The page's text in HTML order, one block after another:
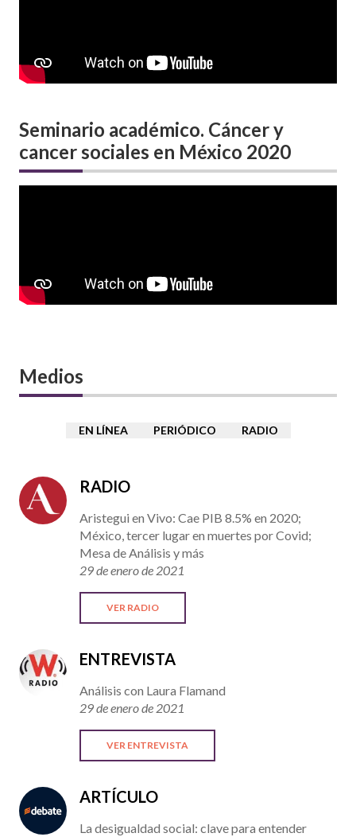
Seminario académico. Cáncer y
cancer sociales en México 2020
Medios
EN LÍNEA PERIÓDICO RADIO
RADIO
Aristegui en Vivo: Cae PIB 8.5% en 2020;
México, tercer lugar en muertes por Covid;
Mesa de Análisis y más
29 de enero de 2021
VER RADIO
ENTREVISTA
Análisis con Laura Flamand
29 de enero de 2021
VER ENTREVISTA
ARTÍCULO
La desigualdad social: clave para entender